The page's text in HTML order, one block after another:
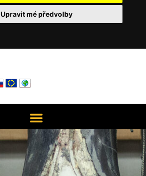
Upravit mé předvolby